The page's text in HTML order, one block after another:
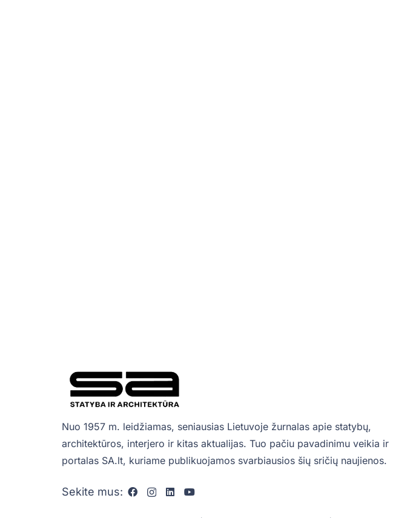
Nuo 1957 m. leidžiamas, seniausias Lietuvoje žurnalas apie statybų,
architektūros, interjero ir kitas aktualijas. Tuo pačiu pavadinimu veikia ir
portalas SA.lt, kuriame publikuojamos svarbiausios šių sričių naujienos.
Sekite mus: